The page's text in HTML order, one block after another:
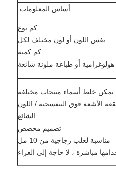
أساس المعلومات:
كم نوع
نفس اللون أو لون مختلف لكل
كم كمية
أو طباعة ملونة شائعة
يمكن خلط أسماء منتجات مختلفة
الأشعة فوق البنفسجية / اللون
الشائع
تصميم مخصص
مناسبة لعلب زجاجية من 10 مل
مباشرة ، لا حاجة إلى الغراء